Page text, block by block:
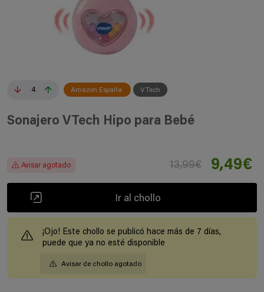
4 Amazon España VTech
Sonajero VTech Hipo para Bebé
Avisar agotado 13,99€ 9,49€
Ir al chollo
¡Ojo! Este chollo se publicó hace más de 7 días,
puede que ya no esté disponible
Avisar de chollo agotado